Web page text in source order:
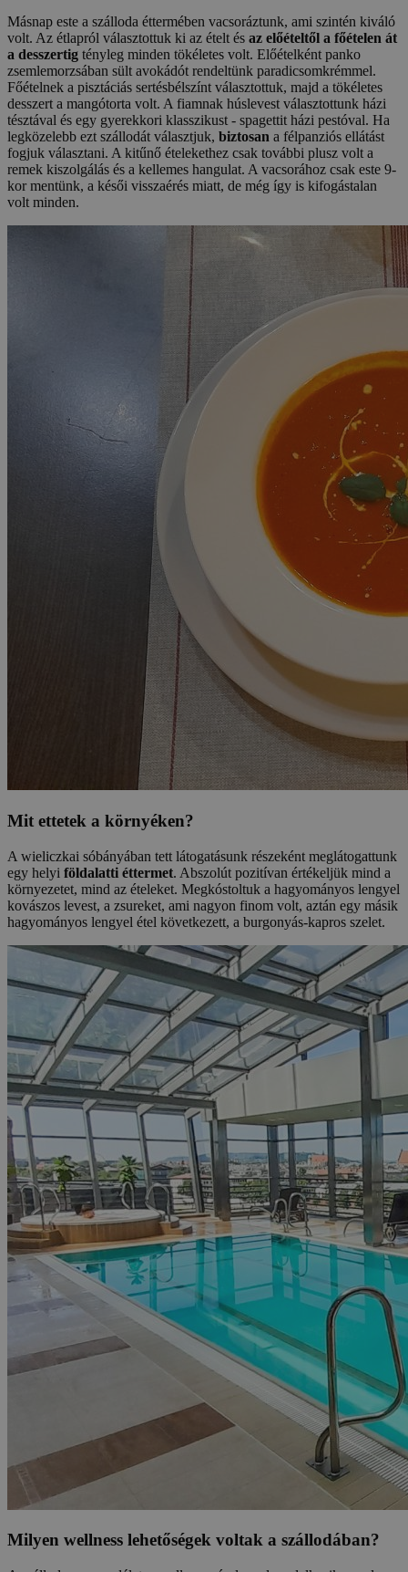
Másnap este a szálloda éttermében vacsoráztunk, ami szintén kiváló
volt. Az étlapról választottuk ki az ételt és az előételtől a főételen át
a desszertig tényleg minden tökéletes volt. Előételként panko
zsemlemorzsában sült avokádót rendeltünk paradicsomkrémmel.
Főételnek a pisztáciás sertésbélszínt választottuk, majd a tökéletes
desszert a mangótorta volt. A fiamnak húslevest választottunk házi
tésztával és egy gyerekkori klasszikust - spagettit házi pestóval. Ha
legközelebb ezt szállodát választjuk, biztosan a félpanziós ellátást
fogjuk választani. A kitűnő ételekethez csak további plusz volt a
remek kiszolgálás és a kellemes hangulat. A vacsorához csak este 9-
kor mentünk, a késői visszaérés miatt, de még így is kifogástalan
volt minden.
Mit ettetek a környéken?
A wieliczkai sóbányában tett látogatásunk részeként meglátogattunk
egy helyi földalatti éttermet. Abszolút pozitívan értékeljük mind a
környezetet, mind az ételeket. Megkóstoltuk a hagyományos lengyel
kovászos levest, a zsureket, ami nagyon finom volt, aztán egy másik
hagyományos lengyel étel következett, a burgonyás-kapros szelet.
Milyen wellness lehetőségek voltak a szállodában?